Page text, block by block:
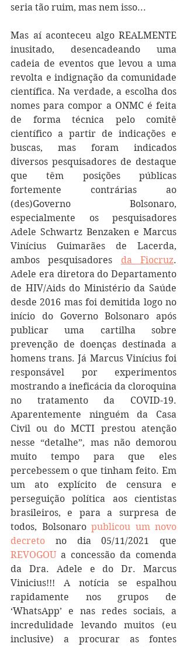
seria tão ruim, mas nem isso...
Mas aí aconteceu algo REALMENTE
inusitado, desencadeando uma
cadeia de eventos que levou a uma
revolta e indignação da comunidade
científica. Na verdade, a escolha dos
nomes para compor a ONMC é feita
de forma técnica pelo comitê
científico a partir de indicações e
buscas, mas foram indicados
diversos pesquisadores de destaque
que têm posições públicas
fortemente contrárias ao
(des)Governo Bolsonaro,
especialmente os pesquisadores
Adele Schwartz Benzaken e Marcus
Vinícius Guimarães de Lacerda,
ambos pesquisadores da Fiocruz.
Adele era diretora do Departamento
de HIV/Aids do Ministério da Saúde
desde 2016 mas foi demitida logo no
início do Governo Bolsonaro após
publicar uma cartilha sobre
prevenção de doenças destinada a
homens trans. Já Marcus Vinícius foi
responsável por experimentos
mostrando a ineficácia da cloroquina
no tratamento da COVID-19.
Aparentemente ninguém da Casa
Civil ou do MCTI prestou atenção
nesse “detalhe”, mas não demorou
muito tempo para que eles
percebessem o que tinham feito. Em
um ato explícito de censura e
perseguição política aos cientistas
brasileiros, e para a surpresa de
todos, Bolsonaro publicou um novo
decreto
REVOGOU a concessão da comenda
da Dra. Adele e do Dr. Marcus
Vinicius!!! A notícia se espalhou
rapidamente nos grupos de
‘WhatsApp’ e nas redes sociais, a
incredulidade levando muitos (eu
inclusive) a procurar as fontes